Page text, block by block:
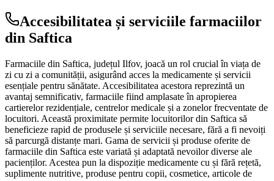
Accesibilitatea și serviciile farmaciilor
din Saftica
Farmaciile din Saftica, județul Ilfov, joacă un rol crucial în viața de
zi cu zi a comunității, asigurând acces la medicamente și servicii
esențiale pentru sănătate. Accesibilitatea acestora reprezintă un
avantaj semnificativ, farmaciile fiind amplasate în apropierea
cartierelor rezidențiale, centrelor medicale și a zonelor frecventate de
locuitori. Această proximitate permite locuitorilor din Saftica să
beneficieze rapid de produsele și serviciile necesare, fără a fi nevoiți
să parcurgă distanțe mari. Gama de servicii și produse oferite de
farmaciile din Saftica este variată și adaptată nevoilor diverse ale
pacienților. Acestea pun la dispoziție medicamente cu și fără rețetă,
suplimente nutritive, produse pentru copii, cosmetice, articole de